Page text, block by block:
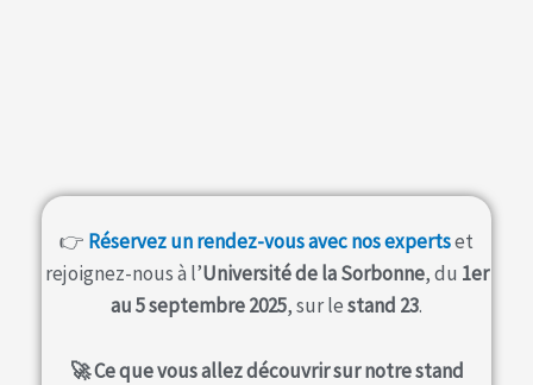
👉 Réservez un rendez-vous avec nos expertset
rejoignez-nous à l’Université de la Sorbonne, du 1er
au 5 septembre 2025, sur lestand 23.
🚀 Ce que vous allez découvrir sur notre stand